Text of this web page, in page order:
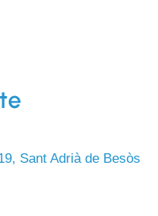
Sant Adrià de Besòs